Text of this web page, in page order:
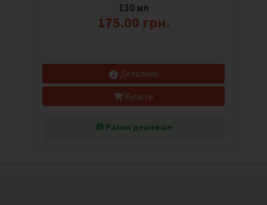
130 мл
175.00 грн.
Детально
Купити
🎁 Разом дешевше